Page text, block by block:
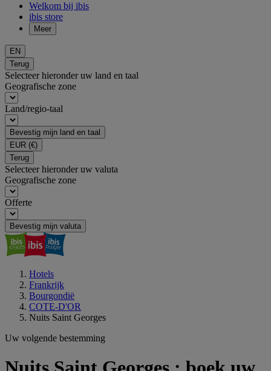
Welkom bij ibis
ibis store
Meer
EN
Terug
Selecteer hieronder uw land en taal
Geografische zone
Land/regio-taal
Bevestig mijn land en taal
EUR (€)
Terug
Selecteer hieronder uw valuta
Geografische zone
Offerte
Bevestig mijn valuta
Hotels
Frankrijk
Bourgondië
COTE-D'OR
Nuits Saint Georges
Uw volgende bestemming